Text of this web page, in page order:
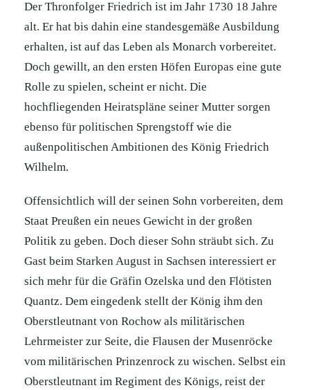
Der Thronfolger Friedrich ist im Jahr 1730 18 Jahre
alt. Er hat bis dahin eine standesgemäße Ausbildung
erhalten, ist auf das Leben als Monarch vorbereitet.
Doch gewillt, an den ersten Höfen Europas eine gute
Rolle zu spielen, scheint er nicht. Die
hochfliegenden Heiratspläne seiner Mutter sorgen
ebenso für politischen Sprengstoff wie die
außenpolitischen Ambitionen des König Friedrich
Wilhelm.
Offensichtlich will der seinen Sohn vorbereiten, dem
Staat Preußen ein neues Gewicht in der großen
Politik zu geben. Doch dieser Sohn sträubt sich. Zu
Gast beim Starken August in Sachsen interessiert er
sich mehr für die Gräfin Ozelska und den Flötisten
Quantz. Dem eingedenk stellt der König ihm den
Oberstleutnant von Rochow als militärischen
Lehrmeister zur Seite, die Flausen der Musenröcke
vom militärischen Prinzenrock zu wischen. Selbst ein
Oberstleutnant im Regiment des Königs, reist der